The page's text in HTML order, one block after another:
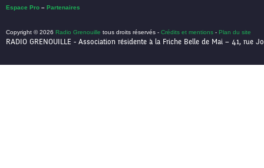
Espace Pro – Partenaires
Copyright © 2026 Radio Grenouille tous droits réservés - Crédits et mentions - Plan du site
RADIO GRENOUILLE - Association résidente à la Friche Belle de Mai – 41, rue